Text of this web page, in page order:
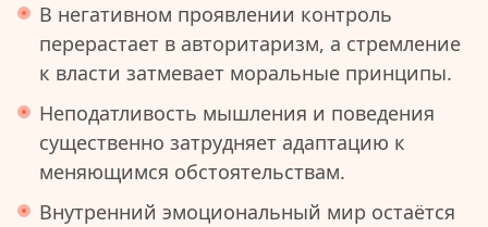
В негативном проявлении контроль
перерастает в авторитаризм, а стремление
к власти затмевает моральные принципы.
Неподатливость мышления и поведения
существенно затрудняет адаптацию к
меняющимся обстоятельствам.
Внутренний эмоциональный мир остаётся